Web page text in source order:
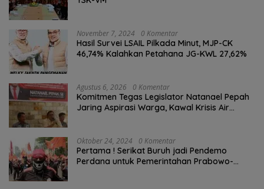
November 7, 2024 0 Komentar
Hasil Survei LSAIL Pilkada Minut, MJP-CK
46,74% Kalahkan Petahana JG-KWL 27,62%
Agustus 6, 2026 0 Komentar
Komitmen Tegas Legislator Natanael Pepah
Jaring Aspirasi Warga, Kawal Krisis Air
Oktober 24, 2024 0 Komentar
Pertama ! Serikat Buruh jadi Pendemo
Perdana untuk Pemerintahan Prabowo-